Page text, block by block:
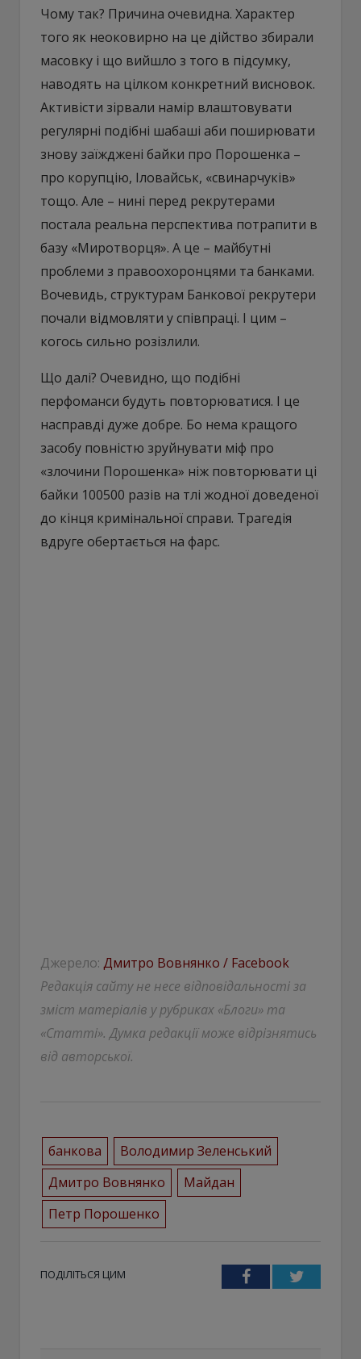
Чому так? Причина очевидна. Характер
того як неоковирно на це дійство збирали
масовку і що вийшло з того в підсумку,
наводять на цілком конкретний висновок.
Активісти зірвали намір влаштовувати
регулярні подібні шабаші аби поширювати
знову заїжджені байки про Порошенка –
про корупцію, Іловайськ, «свинарчуків»
тощо. Але – нині перед рекрутерами
постала реальна перспектива потрапити в
базу «Миротворця». А це – майбутні
проблеми з правоохоронцями та банками.
Вочевидь, структурам Банкової рекрутери
почали відмовляти у співпраці. І цим –
когось сильно розізлили.
Що далі? Очевидно, що подібні
перфоманси будуть повторюватися. І це
насправді дуже добре. Бо нема кращого
засобу повністю зруйнувати міф про
«злочини Порошенка» ніж повторювати ці
байки 100500 разів на тлі жодної доведеної
до кінця кримінальної справи. Трагедія
вдруге обертається на фарс.
Джерело: Дмитро Вовнянко / Facebook
Редакція сайту не несе відповідальності за
зміст матеріалів у рубриках «Блоги» та
«Статті». Думка редакції може відрізнятись
від авторської.
банкова
Володимир Зеленський
Дмитро Вовнянко
Майдан
Петр Порошенко
ПОДІЛІТЬСЯ ЦИМ FacebookTwitter